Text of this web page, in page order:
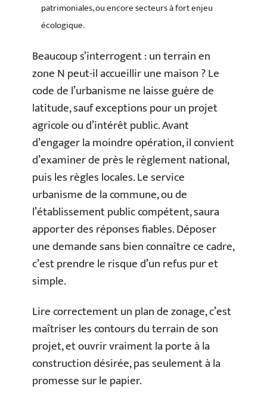
patrimoniales, ou encore secteurs à fort enjeu
écologique.
Beaucoup s’interrogent : un terrain en
zone N peut-il accueillir une maison ? Le
code de l’urbanisme ne laisse guère de
latitude, sauf exceptions pour un projet
agricole ou d’intérêt public. Avant
d’engager la moindre opération, il convient
d’examiner de près le règlement national,
puis les règles locales. Le service
urbanisme de la commune, ou de
l’établissement public compétent, saura
apporter des réponses fiables. Déposer
une demande sans bien connaître ce cadre,
c’est prendre le risque d’un refus pur et
simple.
Lire correctement un plan de zonage, c’est
maîtriser les contours du terrain de son
projet, et ouvrir vraiment la porte à la
construction désirée, pas seulement à la
promesse sur le papier.